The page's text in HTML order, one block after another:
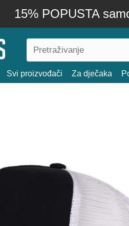
15% POPUSTA
Svi proizvođači Za dječaka